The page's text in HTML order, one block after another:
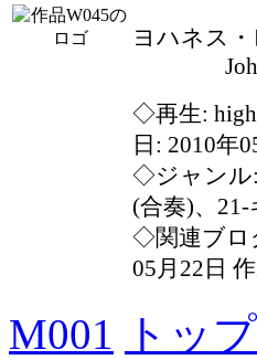
ヨハネス
◇再生:
日: 2010年
◇ジャンル:
(合奏)、
◇関連ブロ
05月22日
M001 トップ